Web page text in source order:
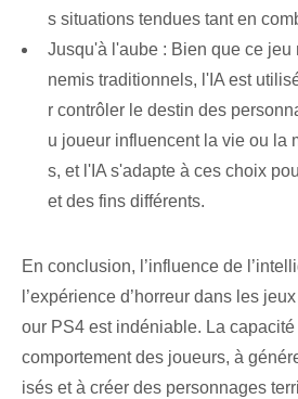
s situations tendues tant en
Jusqu'à l'aube : Bien que ce jeu
nemis traditionnels, l'IA est
r contrôler le destin des
u joueur influencent la vie ou la
s, et l'IA s'adapte à ces choix
et des fins différents.
En conclusion, l’influence de
l’expérience d’horreur dans les
our PS4 est indéniable. La capacité
comportement des joueurs, à
isés et à créer des personnages